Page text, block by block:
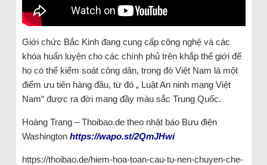
Giới chức Bắc Kinh đang cung cấp công nghệ và các
khóa huấn luyện cho các chính phủ trên khắp thế giới để
họ có thể kiểm soát công dân, trong đó Việt Nam là một
điểm ưu tiên hàng đầu, từ đó „ Luật An ninh mạng Việt
Nam“ được ra đời mang đầy màu sắc Trung Quốc.
Hoàng Trang – Thoibao.de theo nhật báo Bưu điện
Washington https://wapo.st/2QmJHwi
https://thoibao.de/hiem-hoa-toan-cau-tu-nen-chuyen-che-